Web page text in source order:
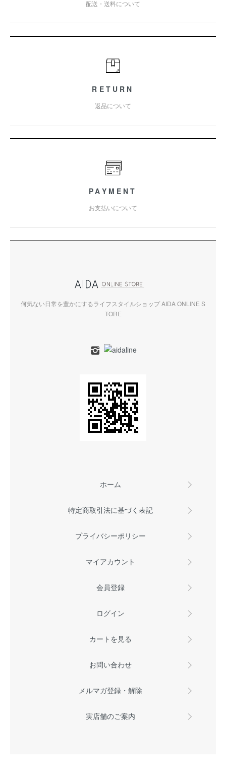
配送・送料について
RETURN
返品について
PAYMENT
お支払いについて
何気ない日常を豊かにするライフスタイルショップ AIDA ONLINE S
TORE
ホーム
特定商取引法に基づく表記
プライバシーポリシー
マイアカウント
会員登録
ログイン
カートを見る
お問い合わせ
メルマガ登録・解除
実店舗のご案内